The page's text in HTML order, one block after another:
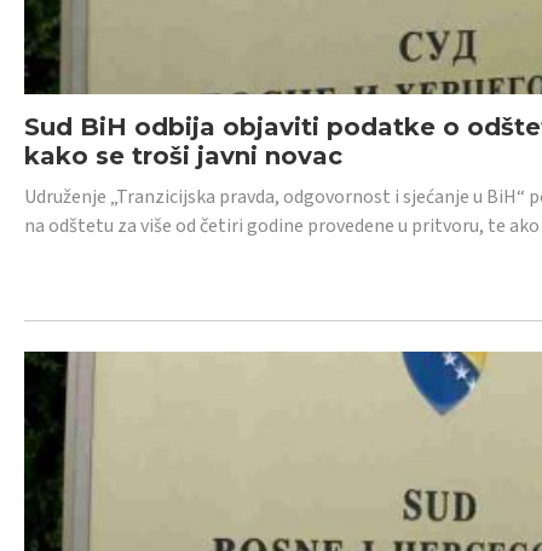
Sud BiH odbija objaviti podatke o
kako se troši javni novac
Udruženje „Tranzicijska pravda, odgovornost i sjećanje u
na odštetu za više od četiri godine provedene u pritvoru, te